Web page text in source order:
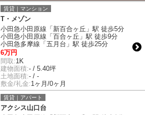
賃貸｜マンション
T・メゾン
小田急小田原線「新百合ヶ丘」駅 徒歩5分
小田急小田原線「百合ヶ丘」駅 徒歩9分
小田急多摩線「五月台」駅 徒歩25分
6万円
間取:1K
建物面積:- / 5.40坪
土地面積:- / -
敷金/礼金:1ヶ月/0ヶ月
賃貸｜アパート
アクシス山口台